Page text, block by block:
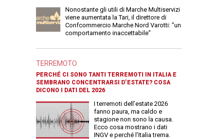
Nonostante gli utili di Marche Multiservizi
viene aumentata la Tari, il direttore di
Confcommercio Marche Nord Varotti: "un
comportamento inaccettabile"
TERREMOTO
PERCHÉ CI SONO TANTI TERREMOTI IN ITALIA E
SEMBRANO CONCENTRARSI D’ESTATE? COSA
DICONO I DATI DEL 2026
I terremoti dell’estate 2026
fanno paura, ma caldo e
stagione non sono la causa.
Ecco cosa mostrano i dati
INGV e perché l’Italia trema.